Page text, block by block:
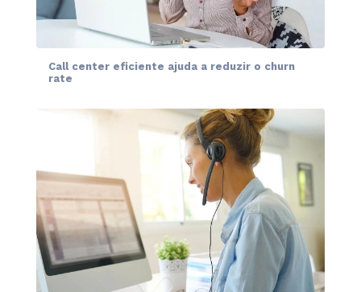
Call center eficiente ajuda a reduzir o churn
rate